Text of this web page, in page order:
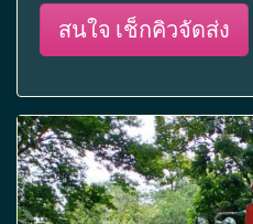
สนใจ เช็กคิวจัดส่ง